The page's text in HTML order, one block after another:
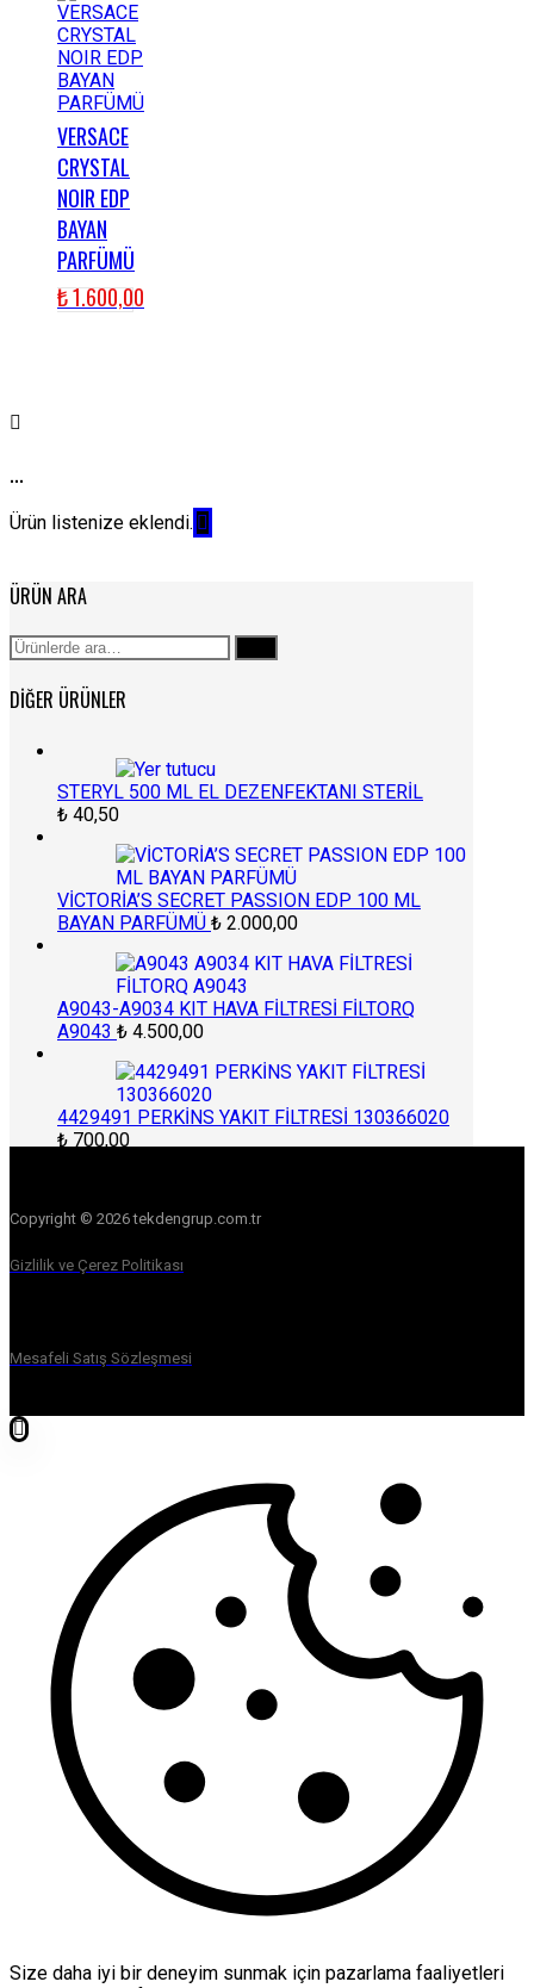
VERSACE
CRYSTAL
NOIR EDP
BAYAN
PARFÜMÜ
₺1.600,00
...
Ürün listenize eklendi.
ÜRÜN ARA
Ara:
DIĞER ÜRÜNLER
STERYL 500 ML EL DEZENFEKTANI STERİL
₺ 40,50
VİCTORİA’S SECRET PASSION EDP 100 ML
BAYAN PARFÜMÜ ₺ 2.000,00
A9043-A9034 KIT HAVA FİLTRESİ FİLTORQ
A9043 ₺ 4.500,00
4429491 PERKİNS YAKIT FİLTRESİ 130366020
₺ 700,00
Copyright © 2026 tekdengrup.com.tr
Gizlilik ve Çerez Politikası
Mesafeli Satış Sözleşmesi
Size daha iyi bir deneyim sunmak için pazarlama faaliyetleri